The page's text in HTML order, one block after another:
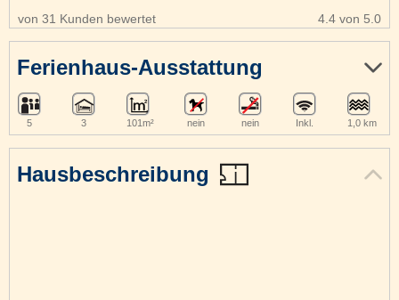
Hausbeschreibung
von 31 Kunden bewertet 4.4 von 5.0
Ferienhaus-Ausstattung
5 3 101m² nein nein Inkl. 1,0 km